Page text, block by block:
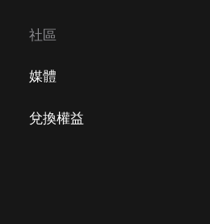
社區
媒體
兌換權益